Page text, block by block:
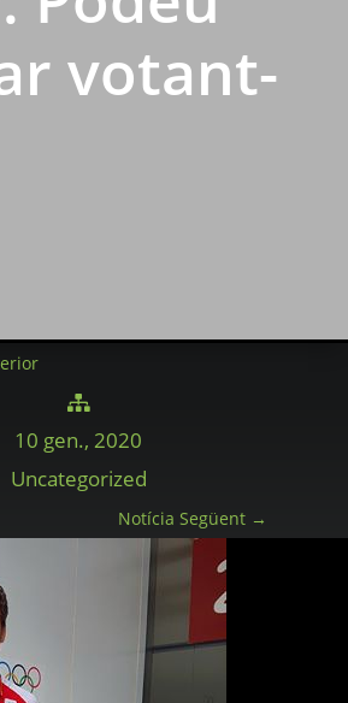
votant-

10 gen., 2020
Uncategorized
Notícia Següent→